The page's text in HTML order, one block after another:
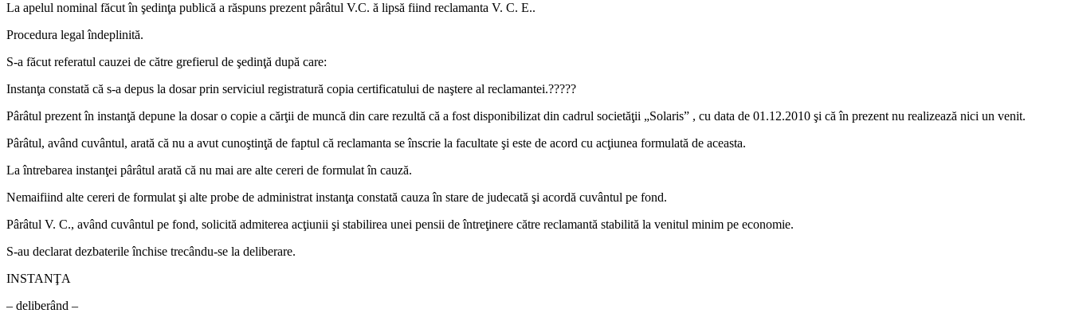
La apelul nominal făcut în şedinţa publică a răspuns prezent pârâtul V.C. ă lipsă fiind reclamanta V. C. E..
Procedura legal îndeplinită.
S-a făcut referatul cauzei de către grefierul de şedinţă după care:
Instanţa constată că s-a depus la dosar prin serviciul registratură copia certificatului de naştere al reclamantei.?????
Pârâtul prezent în instanţă depune la dosar o copie a cărţii de muncă din care rezultă că a fost disponibilizat din cadrul societăţii „Solaris” , cu data de 01.12.2010 şi că în prezent nu realizează nici un venit.
Pârâtul, având cuvântul, arată că nu a avut cunoştinţă de faptul că reclamanta se înscrie la facultate şi este de acord cu acţiunea formulată de aceasta.
La întrebarea instanţei pârâtul arată că nu mai are alte cereri de formulat în cauză.
Nemaifiind alte cereri de formulat şi alte probe de administrat instanţa constată cauza în stare de judecată şi acordă cuvântul pe fond.
Pârâtul V. C., având cuvântul pe fond, solicită admiterea acţiunii şi stabilirea unei pensii de întreţinere către reclamantă stabilită la venitul minim pe economie.
S-au declarat dezbaterile închise trecându-se la deliberare.
INSTANŢA
– deliberând –